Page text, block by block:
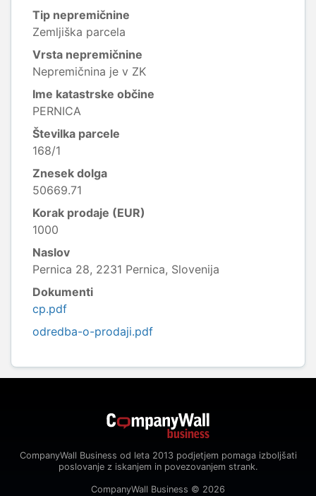
Tip nepremičnine
Zemljiška parcela
Vrsta nepremičnine
Nepremičnina je v ZK
Ime katastrske občine
PERNICA
Številka parcele
168/1
Znesek dolga
50669.71
Korak prodaje (EUR)
1000
Naslov
Pernica 28, 2231 Pernica, Slovenija
Dokumenti
cp.pdf
odredba-o-prodaji.pdf
CompanyWall Business od leta 2013 podjetjem pomaga izboljšati
poslovanje z iskanjem in povezovanjem strank.
CompanyWall Business © 2026